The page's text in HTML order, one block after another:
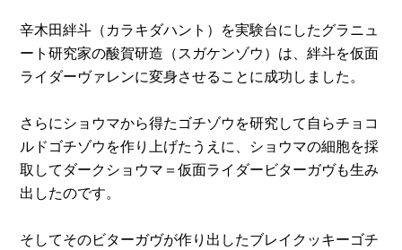
辛木田絆斗（カラキダハント）を実験台にしたグラニュ
ート研究家の酸賀研造（スガケンゾウ）は、絆斗を仮面
ライダーヴァレンに変身させることに成功しました。
さらにショウマから得たゴチゾウを研究して自らチョコ
ルドゴチゾウを作り上げたうえに、ショウマの細胞を採
取してダークショウマ＝仮面ライダービターガヴも生み
出したのです。
そしてそのビターガヴが作り出したブレイクッキーゴチ